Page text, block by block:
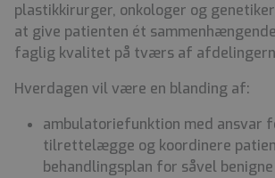
plastikkirurger, onkologer og
at give patienten ét
faglig kvalitet på tværs af
Hverdagen vil være en blanding af:
ambulatoriefunktion med ansvar
tilrettelægge og koordinere
behandlingsplan for såvel